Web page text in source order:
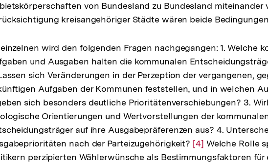
Auflösung
der
von Bundesland zu Bundesland miteinander
kreisangehöriger Städte wären beide
wird den folgenden Fragen nachgegangen: 1. Welche
und Ausgaben halten die kommunalen
sich Veränderungen in der Perzeption der vergangenen,
Aufgaben der Kommunen feststellen, und in welchen
sich besonders deutliche Prioritätenverschiebungen? 3.
Orientierungen und Wertvorstellungen der
auf ihre Ausgabepräferenzen aus? 4.
nach der Parteizugehörigkeit? Zur
Auflösung
[4] Welche Rolle
perzipierten Wählerwünsche als Bestimmungsfaktoren